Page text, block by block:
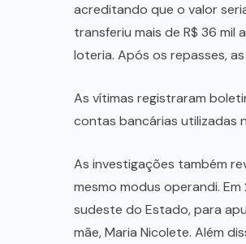
acreditando que o valor
transferiu mais de R$ 36
loteria. Após os repasses,
As vítimas registraram
contas bancárias utilizadas
As investigações também
mesmo modus operandi.
sudeste do Estado, para
mãe, Maria Nicolete. Além